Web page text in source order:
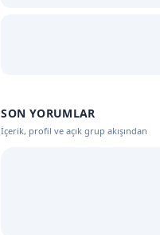
SON YORUMLAR
İçerik, profil ve açık grup akışından